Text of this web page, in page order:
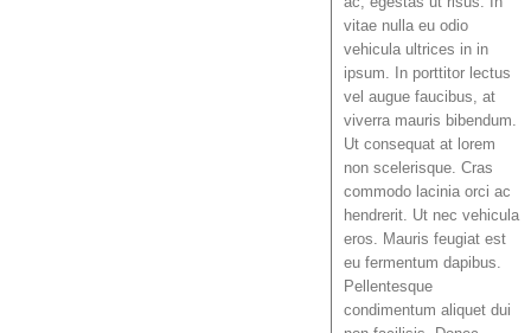
vitae nulla eu odio
vehicula ultrices in in
ipsum. In porttitor lectus
vel augue faucibus, at
viverra mauris bibendum.
Ut consequat at lorem
non scelerisque. Cras
commodo lacinia orci ac
hendrerit. Ut nec vehicula
eros. Mauris feugiat est
eu fermentum dapibus.
Pellentesque
condimentum aliquet dui